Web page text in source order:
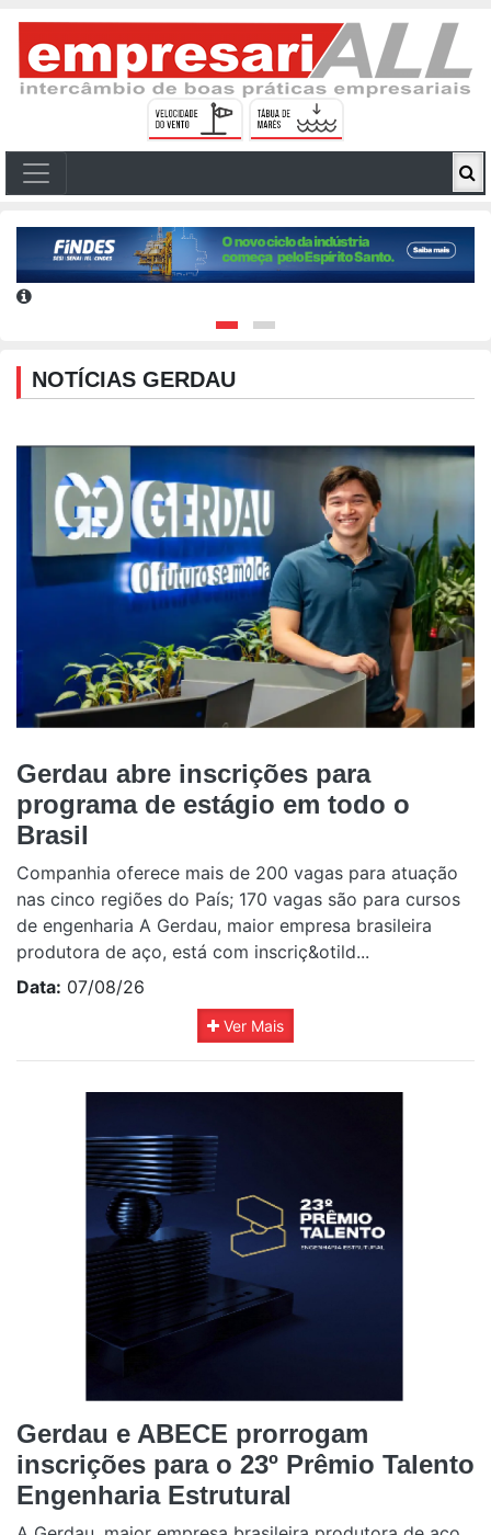
NOTÍCIAS GERDAU
Gerdau abre inscrições para
programa de estágio em todo o
Brasil
Companhia oferece mais de 200 vagas para atuação
nas cinco regiões do País; 170 vagas são para cursos
de engenharia A Gerdau, maior empresa brasileira
produtora de aço, está com inscriç&otild...
Data: 07/08/26
Ver Mais
Gerdau e ABECE prorrogam
inscrições para o 23º Prêmio Talento
Engenharia Estrutural